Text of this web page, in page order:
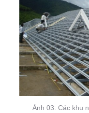
Ảnh 03: Các khu